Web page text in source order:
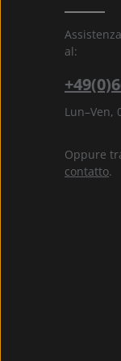
al:
Lun–Ven,
Oppure
contatto.